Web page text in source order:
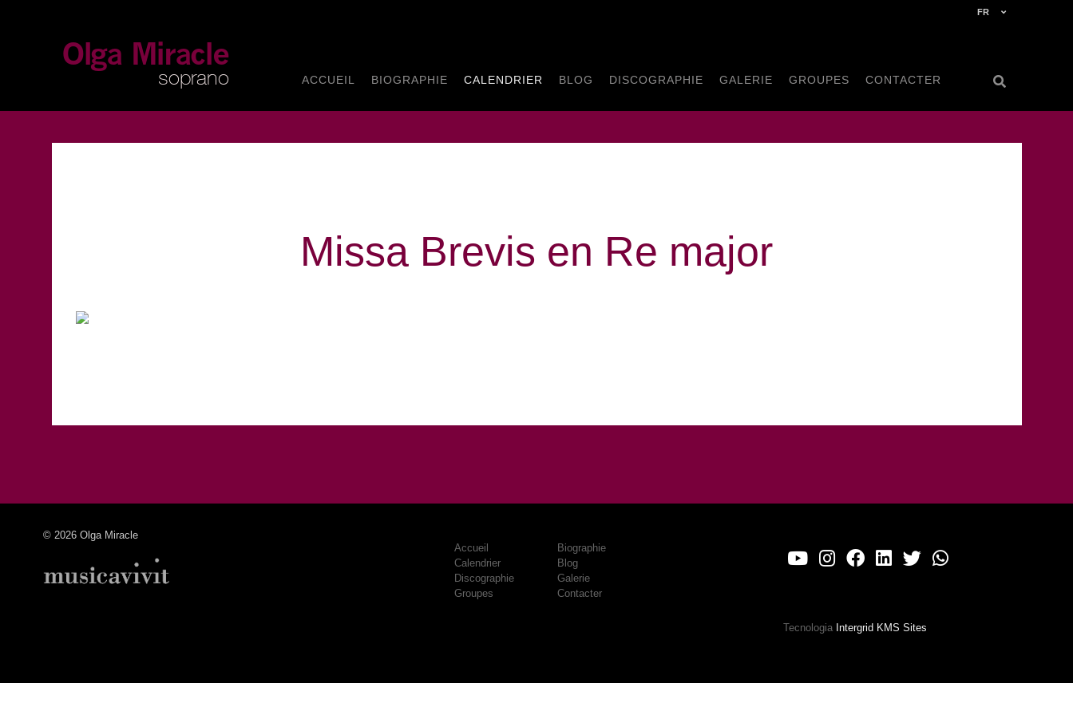
FR
ACCUEIL BIOGRAPHIE CALENDRIER BLOG DISCOGRAPHIE GALERIE GROUPES CONTACTER
Missa Brevis en Re major
© 2026 Olga Miracle
Accueil
Biographie
Calendrier
Blog
Discographie
Galerie
Groupes
Contacter
Tecnologia Intergrid KMS Sites